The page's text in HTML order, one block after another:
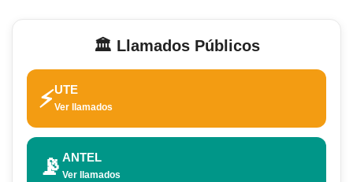
🏛️ Llamados Públicos
⚡UTE
Ver llamados
📡 ANTEL
Ver llamados